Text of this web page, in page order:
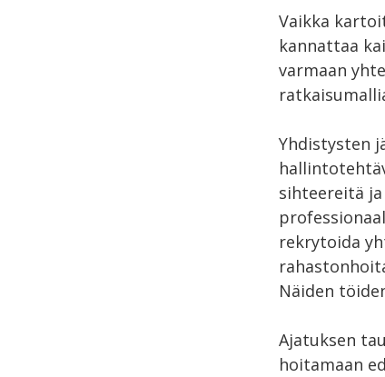
Vaikka
kannattaa
varmaan
Yhdistysten
sihteereitä
rekrytoida
Näiden
Ajatuksen
hoitamaan